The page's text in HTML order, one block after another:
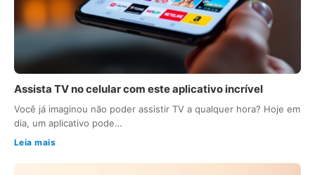
Assista TV no celular com este aplicativo incrível
Você já imaginou não poder assistir TV a qualquer hora? Hoje em
dia, um aplicativo pode…
Leia mais